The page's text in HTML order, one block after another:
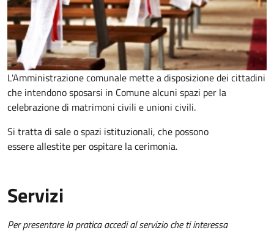
L'Amministrazione comunale mette a disposizione dei cittadini
che intendono sposarsi in Comune alcuni spazi per la
celebrazione di matrimoni civili e unioni civili.
Si tratta di sale o spazi istituzionali, che possono
essere allestite per ospitare la cerimonia.
Servizi
Per presentare la pratica accedi al servizio che ti interessa